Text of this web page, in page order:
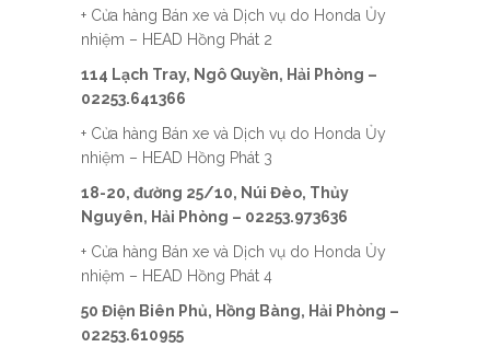
+ Cửa hàng Bán xe và Dịch vụ do Honda Ủy
nhiệm – HEAD Hồng Phát 2
114 Lạch Tray, Ngô Quyền, Hải Phòng –
02253.641366
+ Cửa hàng Bán xe và Dịch vụ do Honda Ủy
nhiệm – HEAD Hồng Phát 3
18-20, đường 25/10, Núi Đèo, Thủy
Nguyên, Hải Phòng – 02253.973636
+ Cửa hàng Bán xe và Dịch vụ do Honda Ủy
nhiệm – HEAD Hồng Phát 4
50 Điện Biên Phủ, Hồng Bàng, Hải Phòng –
02253.610955